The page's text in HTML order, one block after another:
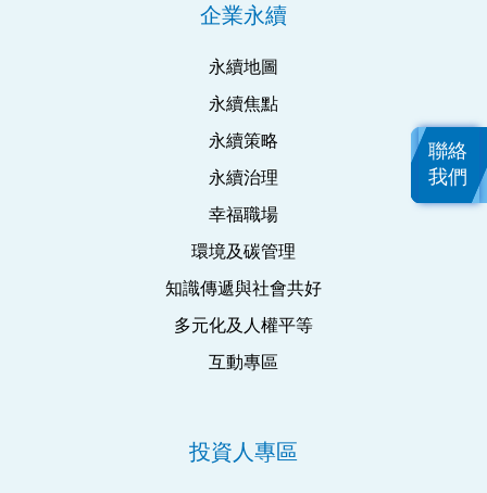
企業永續
永續地圖
永續焦點
永續策略
永續治理
幸福職場
環境及碳管理
知識傳遞與社會共好
多元化及人權平等
互動專區
投資人專區
聯絡
我們